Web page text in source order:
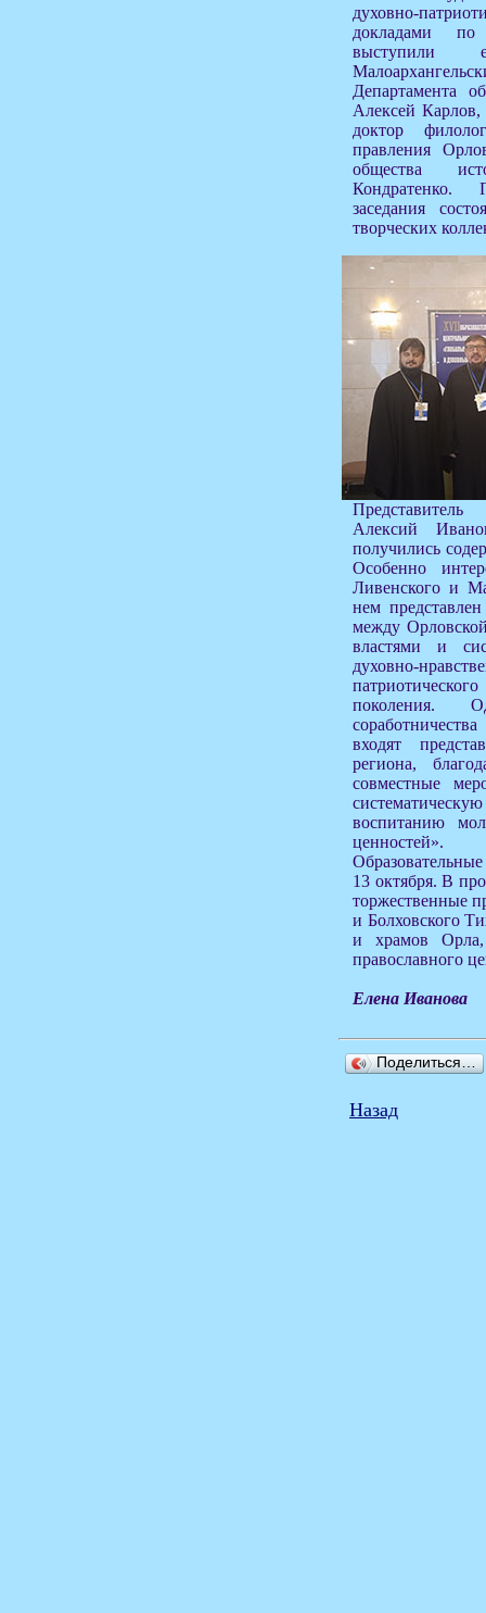
духовно-
докладами по
выступили
Департамента
Алексей
доктор
правления
общества
Кондратенко.
заседания
творческих
Алексий
получились
Особенно
Ливенского и
нем
между
властями и
духовно-
входят
региона,
совместные
воспитанию
ценностей».
13 октября. В
торжественные
и Болховского
и храмов Орла,
православного
Елена Иванова
Поделиться…
Назад